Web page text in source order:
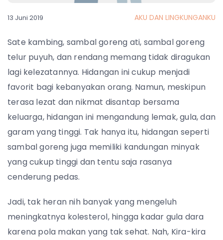
13 Juni 2019 AKU DAN LINGKUNGANKU
Sate kambing, sambal goreng ati, sambal goreng
telur puyuh, dan rendang memang tidak diragukan
lagi kelezatannya. Hidangan ini cukup menjadi
favorit bagi kebanyakan orang. Namun, meskipun
terasa lezat dan nikmat disantap bersama
keluarga, hidangan ini mengandung lemak, gula, dan
garam yang tinggi. Tak hanya itu, hidangan seperti
sambal goreng juga memiliki kandungan minyak
yang cukup tinggi dan tentu saja rasanya
cenderung pedas.
Jadi, tak heran nih banyak yang mengeluh
meningkatnya kolesterol, hingga kadar gula dara
karena pola makan yang tak sehat. Nah, Kira-kira